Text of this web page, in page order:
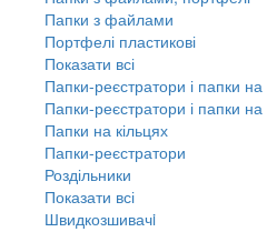
Папки з файлами
Портфелі пластикові
Показати всі
Папки-реєстратори і папки на
Папки-реєстратори і папки на
Папки на кільцях
Папки-реєстратори
Роздільники
Показати всі
Швидкозшивачi